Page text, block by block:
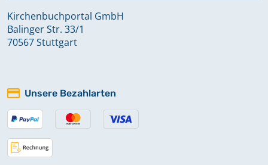
Kirchenbuchportal GmbH
Balinger Str. 33/1
70567 Stuttgart
Unsere Bezahlarten